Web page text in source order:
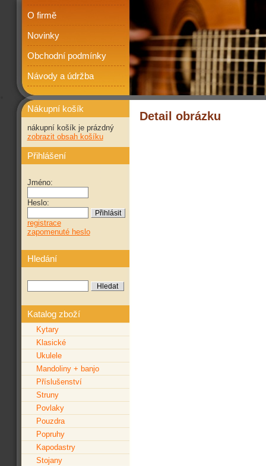
O firmě
Novinky
Obchodní podmínky
Návody a údržba
Nákupní košík
nákupní košík je prázdný
zobrazit obsah košíku
Přihlášení
Jméno:
Heslo:
registrace
zapomenuté heslo
Hledání
Katalog zboží
Kytary
Klasické
Ukulele
Mandoliny + banjo
Příslušenství
Struny
Povlaky
Pouzdra
Popruhy
Kapodastry
Stojany
Detail obrázku